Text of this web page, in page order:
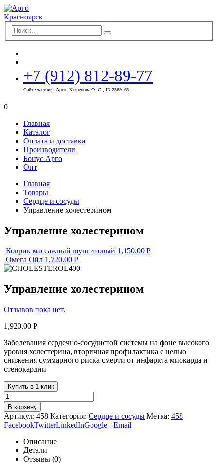
+7 (912) 812-89-77
Сайт участника Арго: Кузнецова О. С., ID 2569166
0
Главная
Каталог
Оплата и доставка
Производители
Бонус Арго
Опт
Главная
Товары
Сердце и сосуды
Управление холестерином
Управление холестерином
Коврик массажный шунгитовый 1,150.00 Р
Омега Ойл 1,720.00 Р
Управление холестерином
Отзывов пока нет.
1,920.00 Р
Заболевания сердечно-сосудистой системы на фоне высокого
уровня холестерина, вторичная профилактика с целью
снижения суммарного риска смерти от инфаркта миокарда и
стенокардии
Купить в 1 клик
В корзину
Артикул: 458 Категория: Сердце и сосуды Метка: 458
FacebookTwitterLinkedInGoogle +Email
Описание
Детали
Отзывы (0)